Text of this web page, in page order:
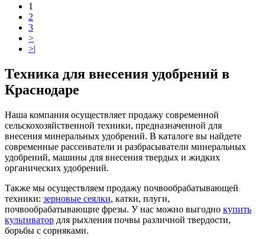
1
2
3
>
>|
Техника для внесения удобрений в
Краснодаре
Наша компания осуществляет продажу современной
сельскохозяйственной техники, предназначенной для
внесения минеральных удобрений. В каталоге вы найдете
современные рассеиватели и разбрасыватели минеральных
удобрений, машины для внесения твердых и жидких
органических удобрений.
Также мы осуществляем продажу почвообрабатывающей
техники: зерновые сеялки, катки, плуги,
почвообрабатывающие фрезы. У нас можно выгодно купить
культиватор для рыхления почвы различной твердости,
борьбы с сорняками.